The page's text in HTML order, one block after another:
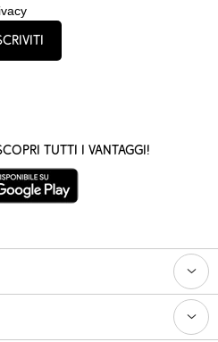
tutti i vantaggi!